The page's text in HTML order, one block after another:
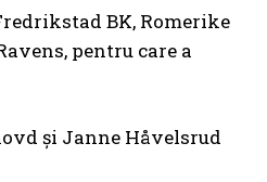
BK, Romerike
pentru care a
și Janne Håvelsrud